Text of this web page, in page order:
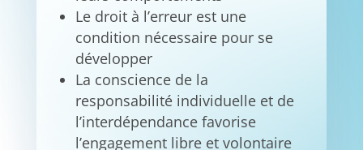
Le droit à l’erreur est une
condition nécessaire pour se
développer
La conscience de la
responsabilité individuelle et de
l’interdépendance favorise
l’engagement libre et volontaire